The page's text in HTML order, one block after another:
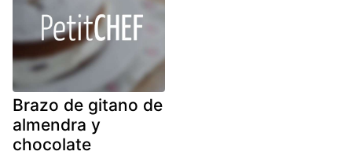
Brazo de gitano de
almendra y
chocolate